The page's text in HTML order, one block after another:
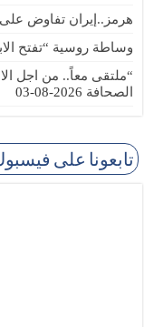
هرمز..إيران تفاوض
وساطة روسية “تفتح
“ملتقى معاً.. من اجل
الصحافة 2026-08-03
تابعونا على